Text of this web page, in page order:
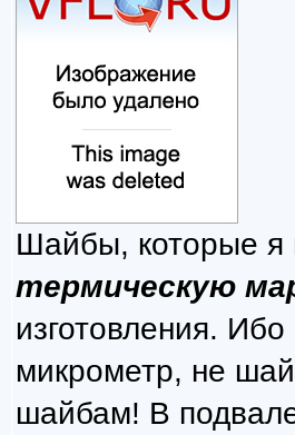
Шайбы, которые
термическую
изготовления.
микрометр, не
шайбам! В